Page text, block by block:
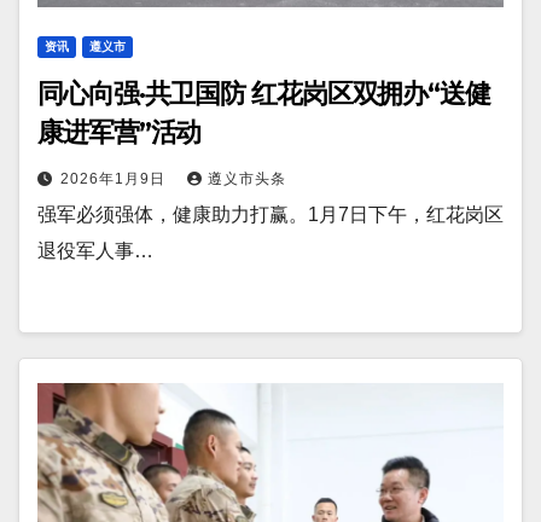
资讯 遵义市
同心向强·共卫国防 红花岗区双拥办“送健
康进军营”活动
2026年1月9日 遵义市头条
强军必须强体，健康助力打赢。1月7日下午，红花岗区
退役军人事…